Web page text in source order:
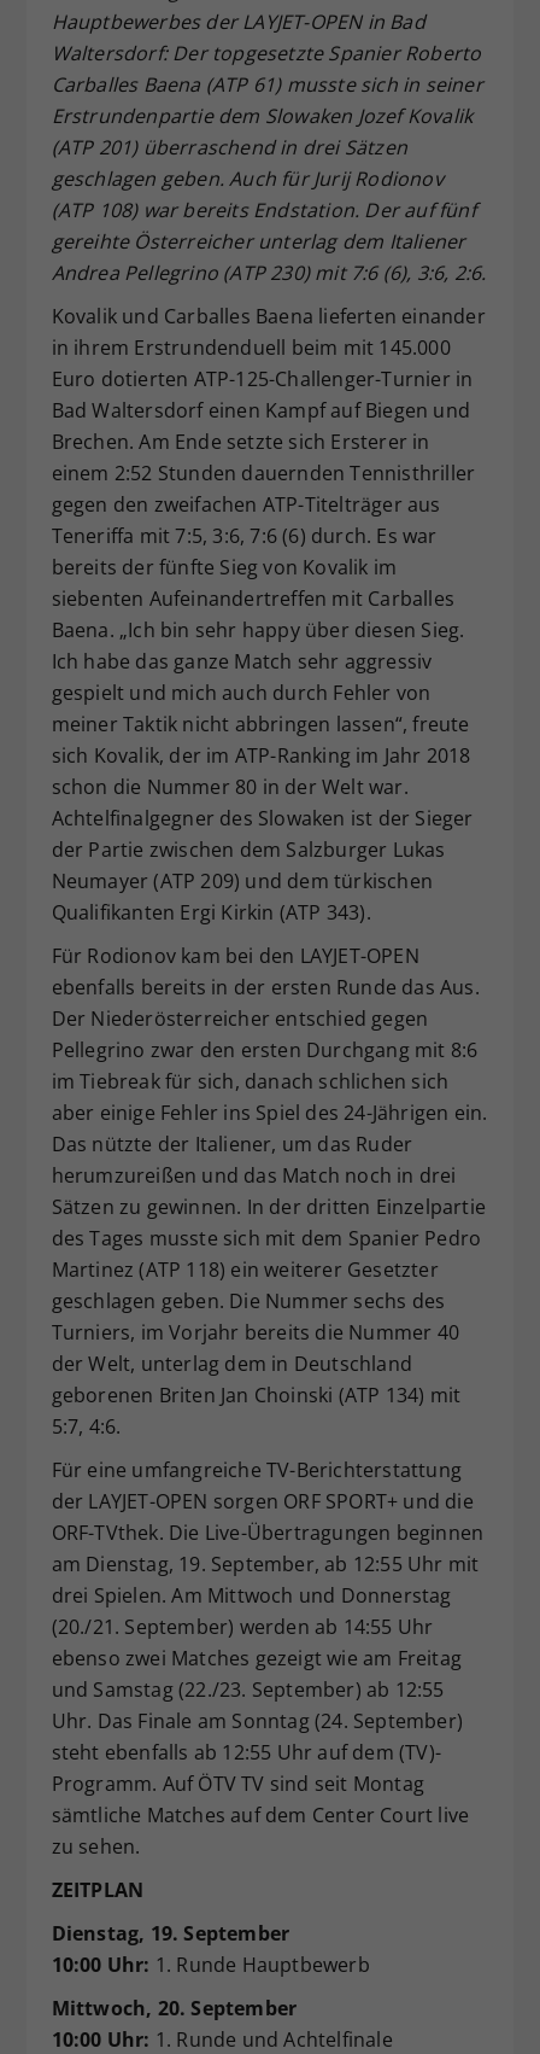
Hauptbewerbes der LAYJET-OPEN in Bad
Waltersdorf: Der topgesetzte Spanier Roberto
Carballes Baena (ATP 61) musste sich in seiner
Erstrundenpartie dem Slowaken Jozef Kovalik
(ATP 201) überraschend in drei Sätzen
geschlagen geben. Auch für Jurij Rodionov
(ATP 108) war bereits Endstation. Der auf fünf
gereihte Österreicher unterlag dem Italiener
Andrea Pellegrino (ATP 230) mit 7:6 (6), 3:6, 2:6.
Kovalik und Carballes Baena lieferten einander
in ihrem Erstrundenduell beim mit 145.000
Euro dotierten ATP-125-Challenger-Turnier in
Bad Waltersdorf einen Kampf auf Biegen und
Brechen. Am Ende setzte sich Ersterer in
einem 2:52 Stunden dauernden Tennisthriller
gegen den zweifachen ATP-Titelträger aus
Teneriffa mit 7:5, 3:6, 7:6 (6) durch. Es war
bereits der fünfte Sieg von Kovalik im
siebenten Aufeinandertreffen mit Carballes
Baena. „Ich bin sehr happy über diesen Sieg.
Ich habe das ganze Match sehr aggressiv
gespielt und mich auch durch Fehler von
meiner Taktik nicht abbringen lassen“, freute
sich Kovalik, der im ATP-Ranking im Jahr 2018
schon die Nummer 80 in der Welt war.
Achtelfinalgegner des Slowaken ist der Sieger
der Partie zwischen dem Salzburger Lukas
Neumayer (ATP 209) und dem türkischen
Qualifikanten Ergi Kirkin (ATP 343).
Für Rodionov kam bei den LAYJET-OPEN
ebenfalls bereits in der ersten Runde das Aus.
Der Niederösterreicher entschied gegen
Pellegrino zwar den ersten Durchgang mit 8:6
im Tiebreak für sich, danach schlichen sich
aber einige Fehler ins Spiel des 24-Jährigen ein.
Das nützte der Italiener, um das Ruder
herumzureißen und das Match noch in drei
Sätzen zu gewinnen. In der dritten Einzelpartie
des Tages musste sich mit dem Spanier Pedro
Martinez (ATP 118) ein weiterer Gesetzter
geschlagen geben. Die Nummer sechs des
Turniers, im Vorjahr bereits die Nummer 40
der Welt, unterlag dem in Deutschland
geborenen Briten Jan Choinski (ATP 134) mit
5:7, 4:6.
Für eine umfangreiche TV-Berichterstattung
der LAYJET-OPEN sorgen ORF SPORT+ und die
ORF-TVthek. Die Live-Übertragungen beginnen
am Dienstag, 19. September, ab 12:55 Uhr mit
drei Spielen. Am Mittwoch und Donnerstag
(20./21. September) werden ab 14:55 Uhr
ebenso zwei Matches gezeigt wie am Freitag
und Samstag (22./23. September) ab 12:55
Uhr. Das Finale am Sonntag (24. September)
steht ebenfalls ab 12:55 Uhr auf dem (TV)-
Programm. Auf ÖTV TV sind seit Montag
sämtliche Matches auf dem Center Court live
zu sehen.
ZEITPLAN
Dienstag, 19. September
10:00 Uhr: 1. Runde Hauptbewerb
Mittwoch, 20. September
10:00 Uhr: 1. Runde und Achtelfinale
Zweck
Dieser Wert speichert Ihre Consent-
Einstellungen. Unter anderem eine
zufällig generierte ID, für die
historische Speicherung Ihrer
vorgenommen Einstellungen, falls der
Webseiten-Betreiber dies eingestellt
hat.